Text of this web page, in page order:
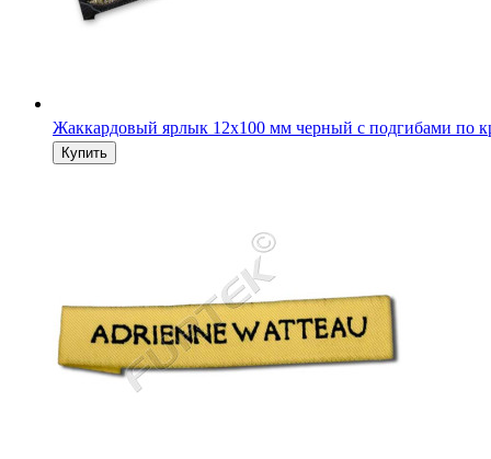
Жаккардовый ярлык 12х100 мм черный с подгибами по